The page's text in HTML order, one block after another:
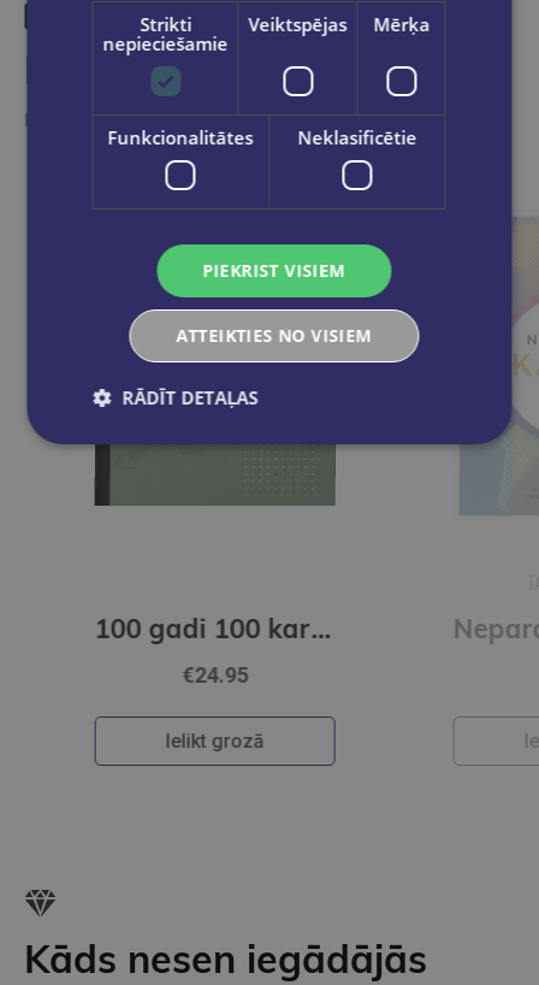
Līdzīgas preces
Ieskaties, varbūt noder
€24.95
Ielikt grozā
Kāds nesen iegādājās
Strikti
nepieciešamie
Veiktspējas Mērķa
Funkcionalitātes Neklasificētie
PIEKRIST VISIEM
ATTEIKTIES NO VISIEM
RĀDĪT DETAĻAS